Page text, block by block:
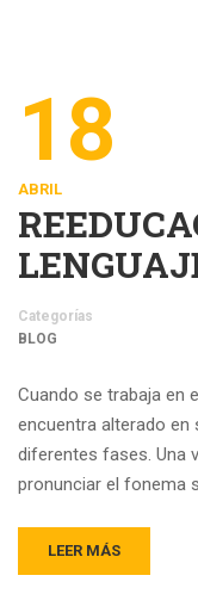
18
ABRIL
Categorías
BLOG
Cuando se trabaja en
encuentra alterado en
diferentes fases. Una
pronunciar el fonema
LEER MÁS